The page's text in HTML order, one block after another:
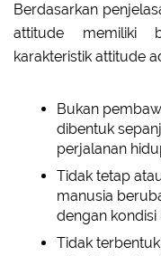
Berdasarkan
attitude memiliki
karakteristik attitude
Bukan
dibentuk
perjalanan
Tidak tetap
manusia
dengan kondisi
Tidak